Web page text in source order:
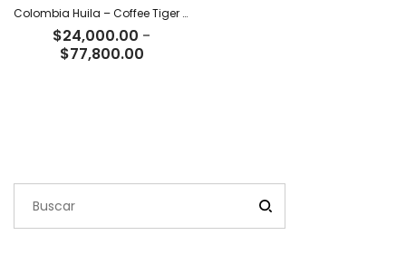
Colombia Huila – Coffee Tiger Co
$24,000.00 -
$77,800.00Rango